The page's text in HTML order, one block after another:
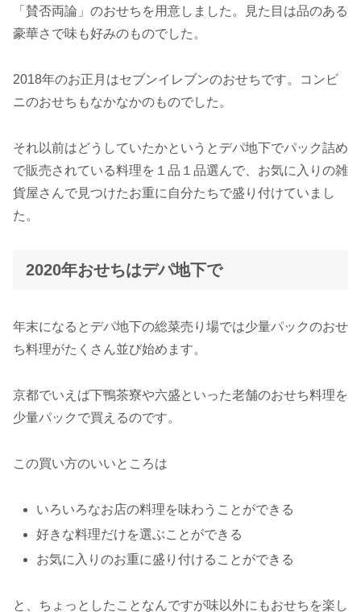
「賛否両論」のおせちを用意しました。見た目は品のある
豪華さで味も好みのものでした。
2018年のお正月はセブンイレブンのおせちです。コンビ
ニのおせちもなかなかのものでした。
それ以前はどうしていたかというとデパ地下でパック詰め
で販売されている料理を１品１品選んで、お気に入りの雑
貨屋さんで見つけたお重に自分たちで盛り付けていまし
た。
2020年おせちはデパ地下で
年末になるとデパ地下の総菜売り場では少量パックのおせ
ち料理がたくさん並び始めます。
京都でいえば下鴨茶寮や六盛といった老舗のおせち料理を
少量パックで買えるのです。
この買い方のいいところは
いろいろなお店の料理を味わうことができる
好きな料理だけを選ぶことができる
お気に入りのお重に盛り付けることができる
と、ちょっとしたことなんですが味以外にもおせちを楽し